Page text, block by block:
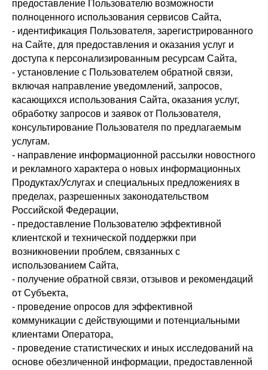
предоставление Пользователю возможности
полноценного использования сервисов Сайта,
- идентификация Пользователя, зарегистрированного
на Сайте, для предоставления и оказания услуг и
доступа к персонализированным ресурсам Сайта,
- установление с Пользователем обратной связи,
включая направление уведомлений, запросов,
касающихся использования Сайта, оказания услуг,
обработку запросов и заявок от Пользователя,
консультирование Пользователя по предлагаемым
услугам.
- направление информационной рассылки новостного
и рекламного характера о новых информационных
Продуктах/Услугах и специальных предложениях в
пределах, разрешенных законодательством
Российской Федерации,
- предоставление Пользователю эффективной
клиентской и технической поддержки при
возникновении проблем, связанных с
использованием Сайта,
- получение обратной связи, отзывов и рекомендаций
от Субъекта,
- проведение опросов для эффективной
коммуникации с действующими и потенциальными
клиентами Оператора,
- проведение статистических и иных исследований на
основе обезличенной информации, предоставленной